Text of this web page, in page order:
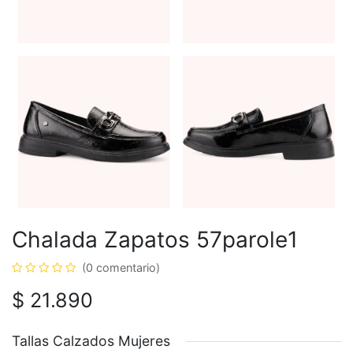
Chalada Zapatos 57parole1
(0 comentario)
$ 21.890
Tallas Calzados Mujeres